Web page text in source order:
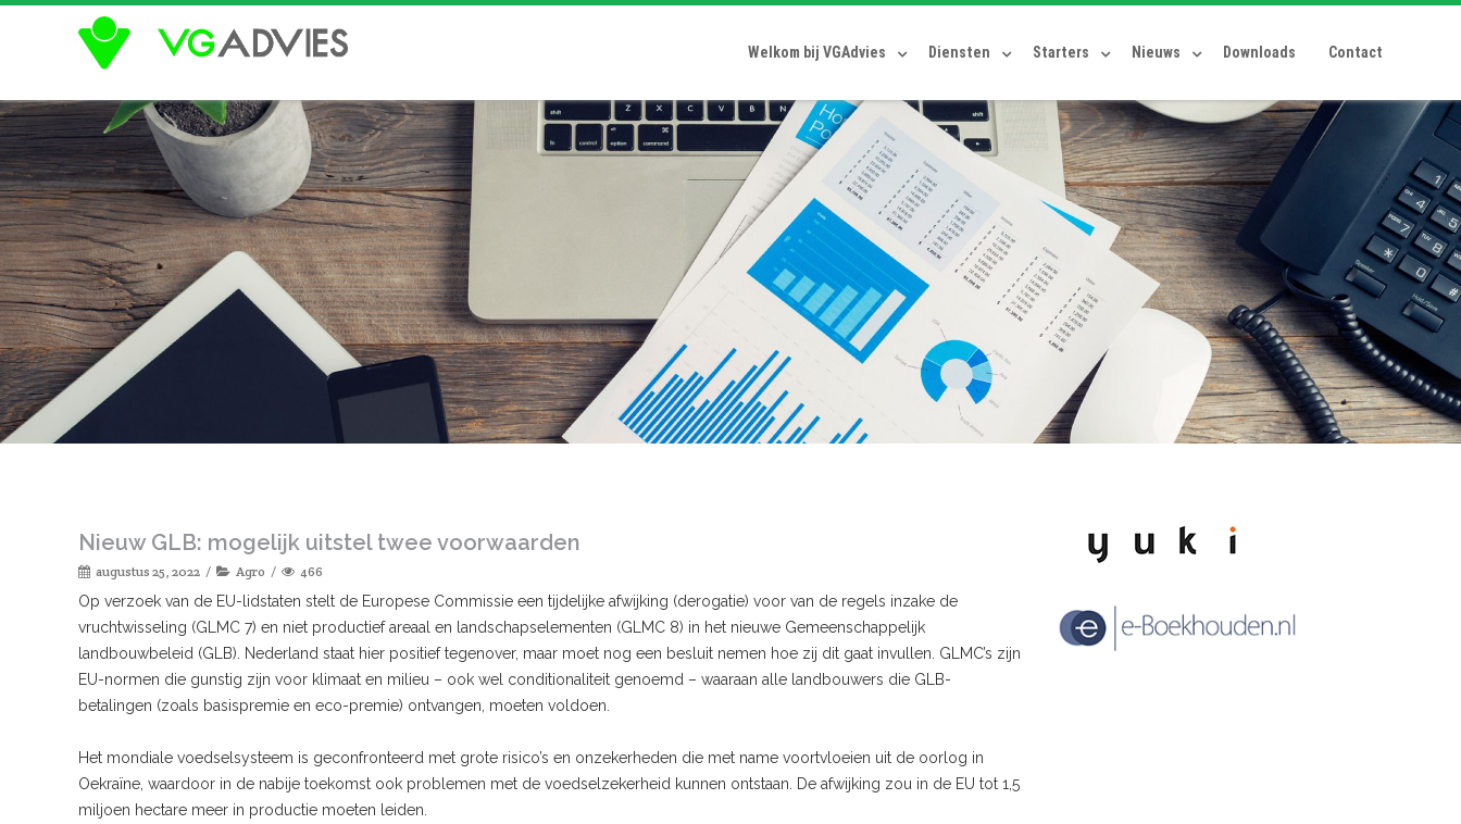
Welkom bij VGAdvies Diensten Starters Nieuws Downloads Contact
Nieuw GLB: mogelijk uitstel twee voorwaarden
augustus 25, 2022 Agro 466
Op verzoek van de EU-lidstaten stelt de Europese Commissie een tijdelijke afwijking (derogatie) voor van de regels inzake de
vruchtwisseling (GLMC 7) en niet productief areaal en landschapselementen (GLMC 8) in het nieuwe Gemeenschappelijk
landbouwbeleid (GLB). Nederland staat hier positief tegenover, maar moet nog een besluit nemen hoe zij dit gaat invullen. GLMC’s zijn
EU-normen die gunstig zijn voor klimaat en milieu – ook wel conditionaliteit genoemd – waaraan alle landbouwers die GLB-
betalingen (zoals basispremie en eco-premie) ontvangen, moeten voldoen.
Het mondiale voedselsysteem is geconfronteerd met grote risico’s en onzekerheden die met name voortvloeien uit de oorlog in
Oekraïne, waardoor in de nabije toekomst ook problemen met de voedselzekerheid kunnen ontstaan. De afwijking zou in de EU tot 1,5
miljoen hectare meer in productie moeten leiden.